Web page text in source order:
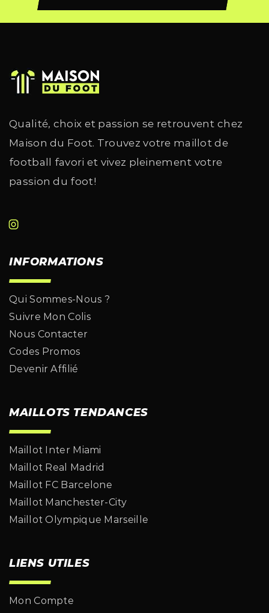
Qualité, choix et passion se retrouvent chez
Maison du Foot. Trouvez votre maillot de
football favori et vivez pleinement votre
passion du foot!
INFORMATIONS
Qui Sommes-Nous ?
Suivre Mon Colis
Nous Contacter
Codes Promos
Devenir Affilié
MAILLOTS TENDANCES
Maillot Inter Miami
Maillot Real Madrid
Maillot FC Barcelone
Maillot Manchester-City
Maillot Olympique Marseille
LIENS UTILES
Mon Compte